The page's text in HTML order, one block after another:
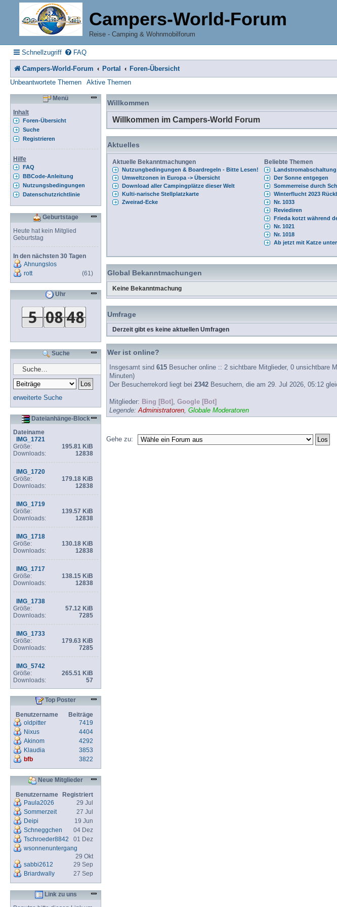
Campers-World-Forum
Reise - Camping & Wohnmobilforum
Schnellzugriff FAQ
Campers-World-Forum Portal
Foren-Übersicht
Unbeantwortete Themen
Aktive Themen
Willkommen
Willkommen im Campers-World Forum
Aktuelles
Aktuelle Bekanntmachungen Beliebte Themen
Nutzungbedingungen & Boardregeln - Bitte Lesen!
Umweltzonen in Europa -> Übersicht
Download aller Campingplätze dieser Welt
Kulti-narische Stellplatzkarte
Zweirad-Ecke
Landstromabschaltung
Der Sonne entgegen
Sommerreise durch
Winterflucht 2023
Nr. 1033
Reviediren
Frieda kotzt während
Nr. 1021
Nr. 1018
Ab jetzt mit Katze
Global Bekanntmachungen
Keine Bekanntmachung
Umfrage
Derzeit gibt es keine aktuellen Umfragen
Wer ist online?
Insgesamt sind 615 Besucher online :: 2 sichtbare Mitglieder, 0 unsichtbare
Minuten)
Der Besucherrekord liegt bei 2342 Besuchern, die am 29. Jul 2026, 05:12
Mitglieder: Bing [Bot] Google [Bot]
Legende: Administratoren Globale Moderatoren
Gehe zu:
Menü
Inhalt
Foren-Übersicht
Suche
Registrieren
Hilfe
FAQ
BBCode-Anleitung
Nutzungsbedingungen
Datenschutzrichtlinie
Geburtstage
Heute hat kein Mitglied
Geburtstag
In den nächsten 30 Tagen
Ahnungslos
rott
(61)
Uhr
Suche
erweiterte Suche
Dateianhänge-Block
Dateiname
IMG_1721
Größe:
195.81 KiB
Downloads:
12838
IMG_1720
Größe:
179.18 KiB
Downloads:
12838
IMG_1719
Größe:
139.57 KiB
Downloads:
12838
IMG_1718
Größe:
130.18 KiB
Downloads:
12838
IMG_1717
Größe:
138.15 KiB
Downloads:
12838
IMG_1738
Größe:
57.12 KiB
Downloads:
7285
IMG_1733
Größe:
179.63 KiB
Downloads:
7285
IMG_5742
Größe:
265.51 KiB
Downloads:
57
Top Poster
Benutzername
Beiträge
oldpitter
7419
Nixus
4404
Akinom
4292
Klaudia
3853
bfb
3822
Neue Mitglieder
Benutzername
Registriert
Paula2026
29 Jul
Sommerzeit
27 Jul
Deipi
19 Jun
Schneggchen
04 Dez
Tschroeder8842
01 Dez
wsonnenuntergang
29 Okt
sabbi2612
29 Sep
Briardwally
27 Sep
Link zu uns